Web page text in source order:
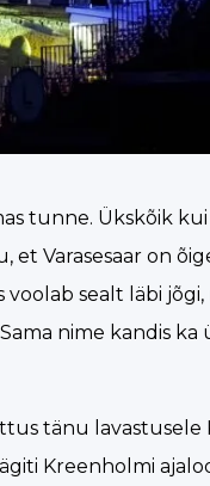
tunne. Ükskõik
Varasesaar on
voolab sealt läbi
nime kandis
tänu lavastusele
Kreenholmi